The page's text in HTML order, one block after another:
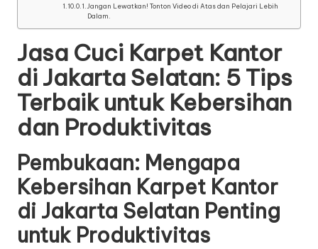
Jangan Lewatkan! Tonton Video di Atas dan Pelajari Lebih
Dalam.
Jasa Cuci Karpet Kantor
di Jakarta Selatan: 5 Tips
Terbaik untuk Kebersihan
dan Produktivitas
Pembukaan: Mengapa
Kebersihan Karpet Kantor
di Jakarta Selatan Penting
untuk Produktivitas